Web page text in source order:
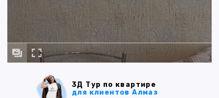
3Д Тур по квартире
для клиентов Алмаз